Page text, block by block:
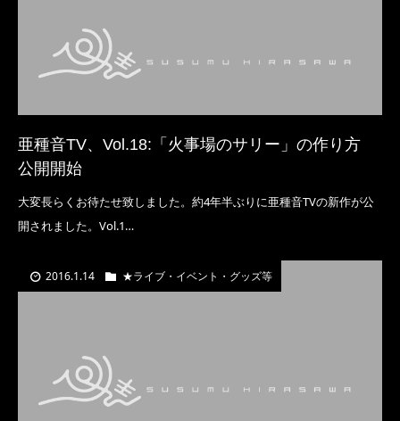
亜種音TV、Vol.18:「火事場のサリー」の作り方
公開開始
大変長らくお待たせ致しました。約4年半ぶりに亜種音TVの新作が公
開されました。Vol.1…
2016.1.14 ★ライブ・イベント・グッズ等